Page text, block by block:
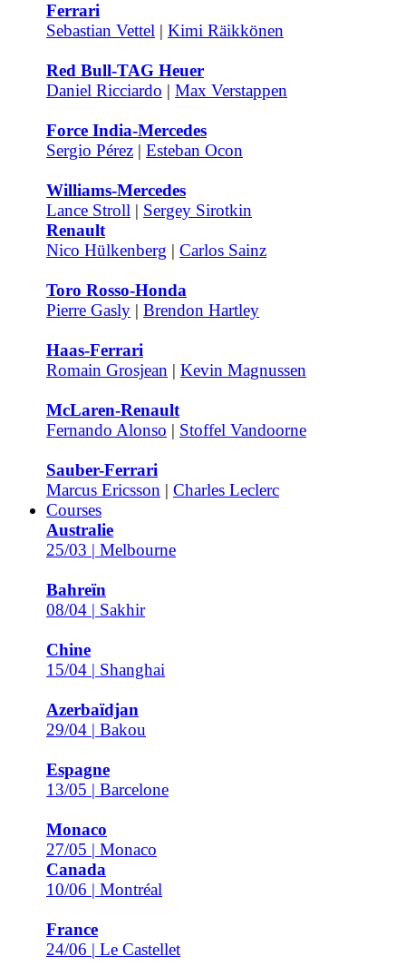
Ferrari
Sebastian Vettel | Kimi Räikkönen
Red Bull-TAG Heuer
Daniel Ricciardo | Max Verstappen
Force India-Mercedes
Sergio Pérez | Esteban Ocon
Williams-Mercedes
Lance Stroll | Sergey Sirotkin
Renault
Nico Hülkenberg | Carlos Sainz
Toro Rosso-Honda
Pierre Gasly | Brendon Hartley
Haas-Ferrari
Romain Grosjean | Kevin Magnussen
McLaren-Renault
Fernando Alonso | Stoffel Vandoorne
Sauber-Ferrari
Marcus Ericsson | Charles Leclerc
Courses
Australie
25/03 | Melbourne
Bahreïn
08/04 | Sakhir
Chine
15/04 | Shanghai
Azerbaïdjan
29/04 | Bakou
Espagne
13/05 | Barcelone
Monaco
27/05 | Monaco
Canada
10/06 | Montréal
France
24/06 | Le Castellet